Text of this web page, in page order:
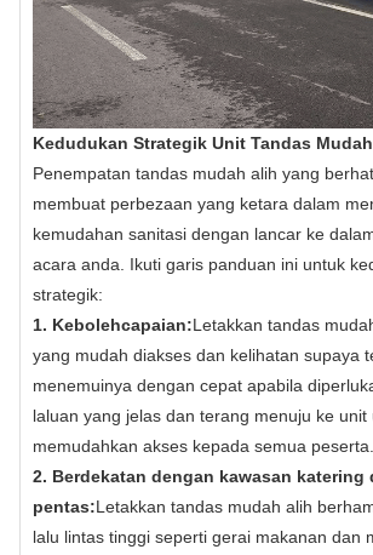
Kedudukan Strategik Unit Tandas
Penempatan tandas mudah alih yang
membuat perbezaan yang ketara dalam
kemudahan sanitasi dengan lancar ke
acara anda. Ikuti garis panduan ini untuk
strategik:
1. Kebolehcapaian:Letakkan tandas
yang mudah diakses dan kelihatan supaya
menemuinya dengan cepat apabila
laluan yang jelas dan terang menuju ke unit
memudahkan akses kepada semua peserta.
2. Berdekatan dengan kawasan katering
pentas:Letakkan tandas mudah alih
lalu lintas tinggi seperti gerai makanan dan